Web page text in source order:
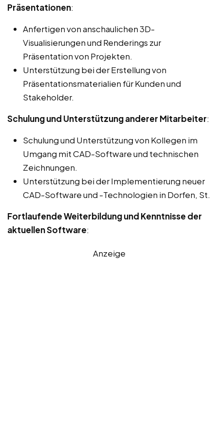
Präsentationen:
Anfertigen von anschaulichen 3D-
Visualisierungen und Renderings zur
Präsentation von Projekten.
Unterstützung bei der Erstellung von
Präsentationsmaterialien für Kunden und
Stakeholder.
Schulung und Unterstützung anderer Mitarbeiter:
Schulung und Unterstützung von Kollegen im
Umgang mit CAD-Software und technischen
Zeichnungen.
Unterstützung bei der Implementierung neuer
CAD-Software und -Technologien in Dorfen, St.
Fortlaufende Weiterbildung und Kenntnisse der
aktuellen Software:
Anzeige